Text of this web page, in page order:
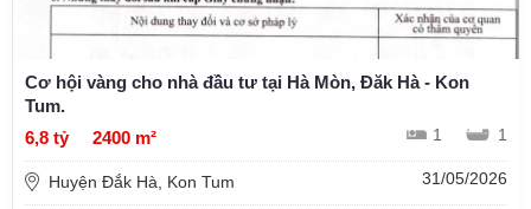
Cơ hội vàng cho nhà đầu tư tại Hà Mòn, Đăk Hà - Kon
Tum.
6,8 tỷ
2400 m² 1 1
Huyện Đắk Hà, Kon Tum 31/05/2026